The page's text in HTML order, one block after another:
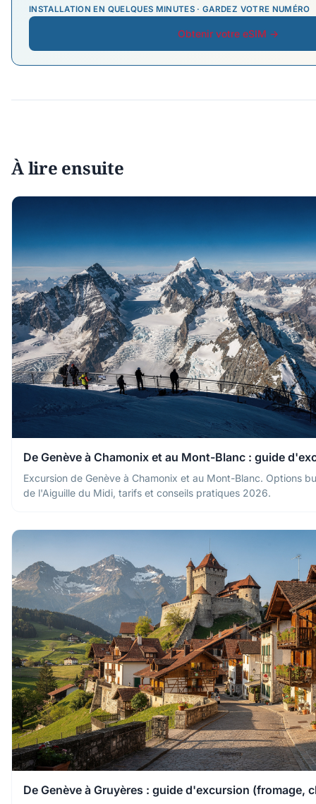
INSTALLATION EN QUELQUES MINUTES · GARDEZ VOTRE NUMÉRO
Obtenir votre eSIM →
À lire ensuite
De Genève à Chamonix et au Mont-Blanc : guide
Excursion de Genève à Chamonix et au Mont-Blanc. Options
de l'Aiguille du Midi, tarifs et conseils pratiques 2026.
De Genève à Gruyères : guide d'excursion (fromage,